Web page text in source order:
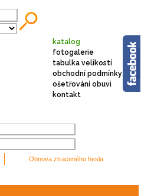
katalog
fotogalerie
tabulka velikostí
obchodní podmínky
ošetřování obuvi
kontakt